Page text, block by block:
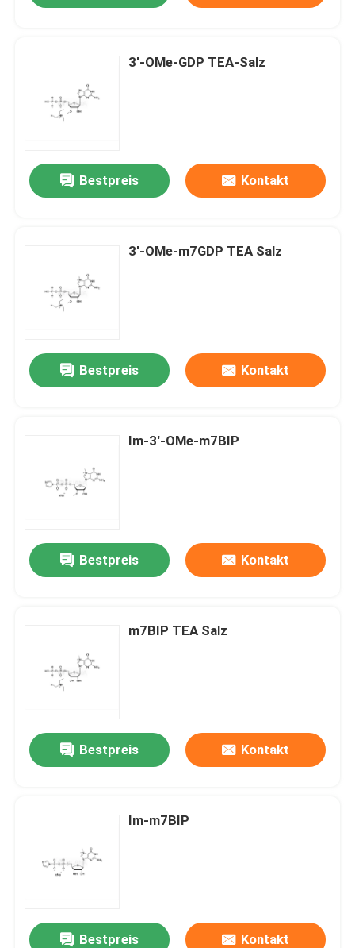
3'-OMe-GDP TEA-Salz
Bestpreis Kontakt
3'-OMe-m7GDP TEA Salz
Bestpreis Kontakt
Im-3'-OMe-m7BIP
Bestpreis Kontakt
m7BIP TEA Salz
Bestpreis Kontakt
Im-m7BIP
Bestpreis Kontakt